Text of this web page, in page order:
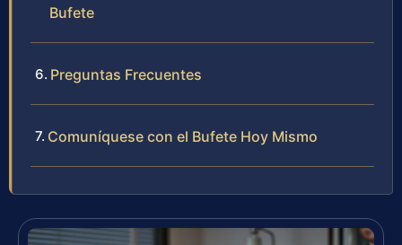
Bufete
Preguntas Frecuentes
Comuníquese con el Bufete Hoy Mismo